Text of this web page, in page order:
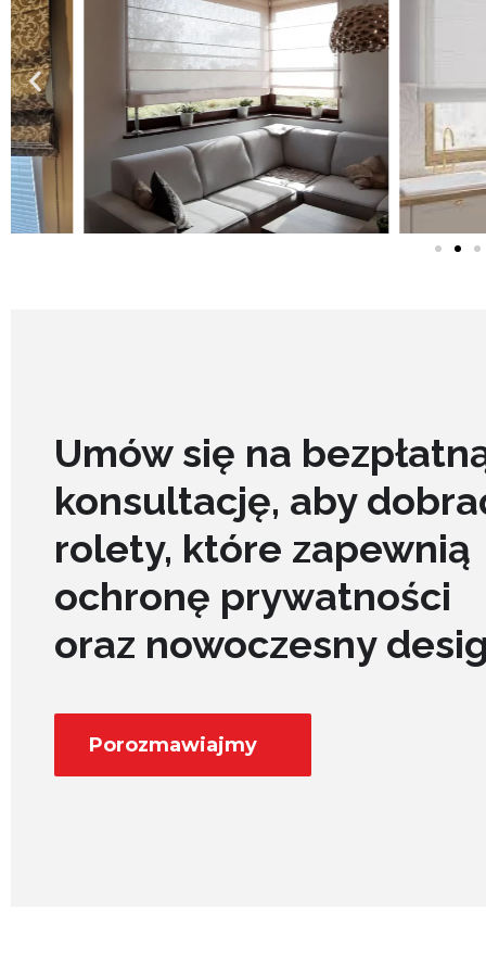
Umów się na
konsultację, aby
rolety, które zapewnią
ochronę prywatności
oraz nowoczesny
Porozmawiajmy